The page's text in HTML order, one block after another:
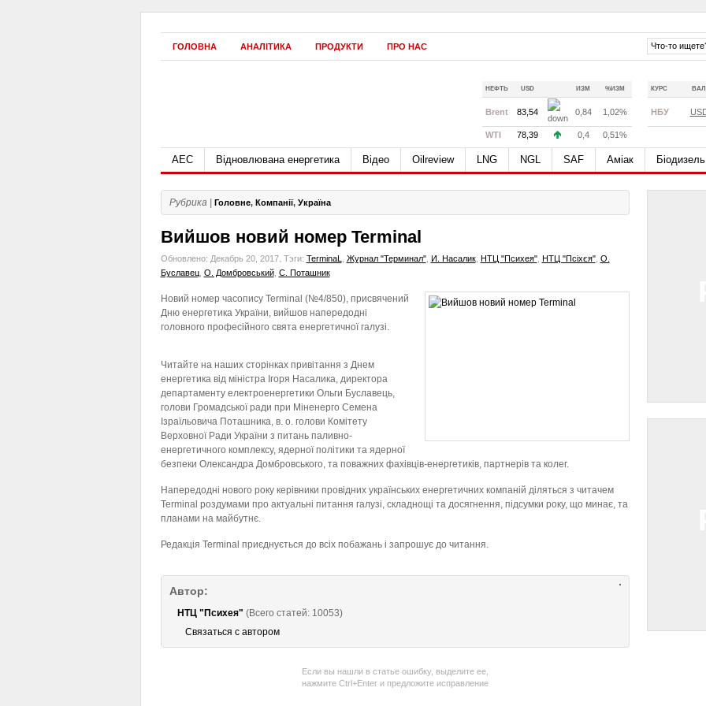
ГОЛОВНА АНАЛІТИКА ПРОДУКТИ ПРО НАС
КУРС ВАЛ
НБУ
НЕФТЬ USD ИЗМ %ИЗМ
Brent 83,54 0,84 1,02%
WTI 78,39 0,4 0,51%
АЕС Відновлювана енергетика Відео Oilreview LNG NGL SAF Аміак Біодизель
Рубрика | Головне, Компанії, Україна
Вийшов новий номер Terminal
Обновлено: Декабрь 20, 2017. Тэги: TerminaL Журнал "Терминал", И. Насалик, НТЦ "Психея", НТЦ "Псіхєя", О.
Буславец, О. Домбровський, С. Поташник
Новий номер часопису Terminal (№4/850), присвячений
Дню енергетика України, вийшов напередодні
головного професійного свята енергетичної галузі.
Читайте на наших сторінках привітання з Днем
енергетика від міністра Ігоря Насалика, директора
департаменту електроенергетики Ольги Буславець,
голови Громадської ради при Міненерго Семена
Ізраїльовича Поташника, в. о. голови Комітету
Верховної Ради України з питань паливно-
енергетичного комплексу, ядерної політики та ядерної
безпеки Олександра Домбровського, та поважних фахівців-енергетиків, партнерів та колег.
Напередодні нового року керівники провідних українських енергетичних компаній діляться з читачем
Terminal роздумами про актуальні питання галузі, складнощі та досягнення, підсумки року, що минає, та
планами на майбутнє.
Редакція Terminal приєднується до всіх побажань і запрошує до читання.
Автор:
НТЦ "Психея" (Всего статей: 10053)
Связаться с автором
Если вы нашли в статье ошибку, выделите ее,
нажмите Ctrl+Enter и предложите исправление